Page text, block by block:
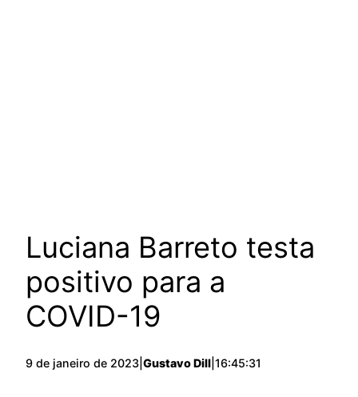
Luciana Barreto testa
positivo para a
COVID-19
9 de janeiro de 2023 Gustavo Dill 16:45:31